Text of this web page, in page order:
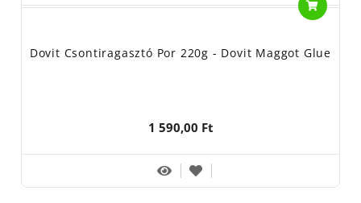
Dovit Csontiragasztó Por 220g - Dovit Maggot Glue
1 590,00 Ft